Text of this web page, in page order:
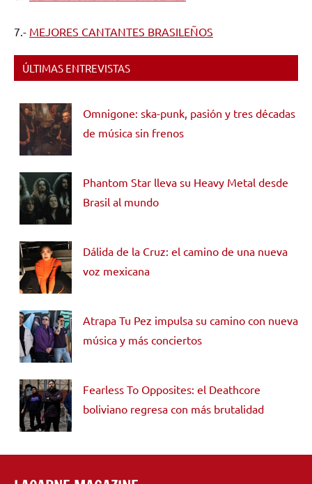
7.- MEJORES CANTANTES BRASILEÑOS
ÚLTIMAS ENTREVISTAS
Omnigone: ska-punk, pasión y tres décadas
de música sin frenos
Phantom Star lleva su Heavy Metal desde
Brasil al mundo
Dálida de la Cruz: el camino de una nueva
voz mexicana
Atrapa Tu Pez impulsa su camino con nueva
música y más conciertos
Fearless To Opposites: el Deathcore
boliviano regresa con más brutalidad